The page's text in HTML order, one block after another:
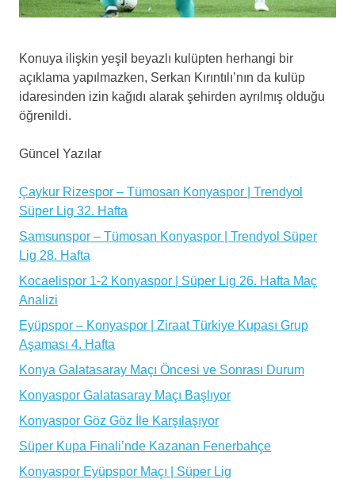
Konuya ilişkin yeşil beyazlı kulüpten herhangi bir
açıklama yapılmazken, Serkan Kırıntılı’nın da kulüp
idaresinden izin kağıdı alarak şehirden ayrılmış olduğu
öğrenildi.
Güncel Yazılar
Çaykur Rizespor – Tümosan Konyaspor | Trendyol
Süper Lig 32. Hafta
Samsunspor – Tümosan Konyaspor | Trendyol Süper
Lig 28. Hafta
Kocaelispor 1-2 Konyaspor | Süper Lig 26. Hafta Maç
Analizi
Eyüpspor – Konyaspor | Ziraat Türkiye Kupası Grup
Aşaması 4. Hafta
Konya Galatasaray Maçı Öncesi ve Sonrası Durum
Konyaspor Galatasaray Maçı Başlıyor
Konyaspor Göz Göz İle Karşılaşıyor
Süper Kupa Finali’nde Kazanan Fenerbahçe
Konyaspor Eyüpspor Maçı | Süper Lig